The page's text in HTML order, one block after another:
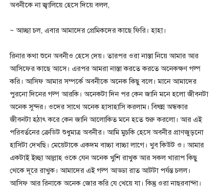
অবনীকে না জ্বালিয়ে হেসে দিয়ে বলল,
~ আচ্ছা চল, এবার আমাদের প্রেমিকদের কাছে ফিরি। হাহা।
রিনার কথা শুনে অবনীও হেসে দেয়। তারপর ওরা নাস্তা নিয়ে আমার আর
আসিফের কাছে আসে। এরপর আমরা নাস্তা করতে করতে অনেকক্ষণ গল্প
করি। আসিফ আমার সম্পর্কে অবনীকে অনেক কিছু বলে। মানে আমাদের
পুরনো দিনের গল্প আরকি। অনেকটা দিন পর কেন জানি মনে হলো জীবনটা
অনেক সুন্দর। ওদের সাথে অনেক হাসাহাসি করলাম। বিষন্ন অন্ধকার
জীবনটা হঠাৎ করে কেন জানি আলোকিত মনে হতে শুরু করলো। আর এই
পরিবর্তনের ক্রেডিট শুধুমাত্র অবনীর। আমি মুচকি হেসে অবনীর প্রাণজুড়নো
হাসিটা দেখছি। মেয়েটাকে একদম বাচ্চা বাচ্চা লাগে। খুব কিউট ও। আমার
একটাই ইচ্ছা আল্লাহ ওকে যেন অনেক খুশি রাখুক আর সকল খারাপ কিছু
থেকে দূরে রাখুক। আমাদের এই গল্প আড্ডা রাত আটটা পর্যন্ত চলল।
আসিফ আর রিনাকে অনেক জোর করি যে খেয়ে যা। কিন্তু ওরা নাছরবান্দা।